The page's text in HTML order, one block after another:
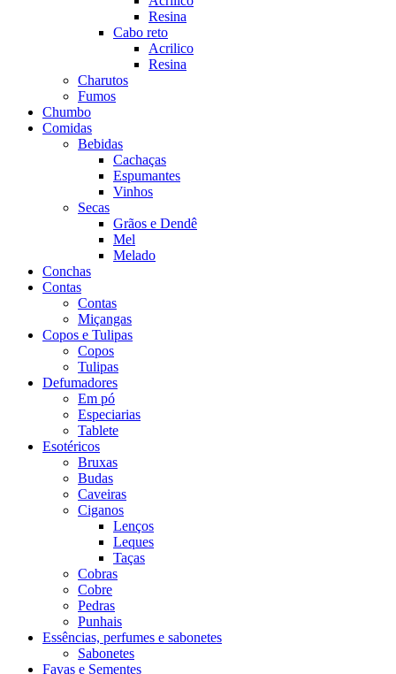
Resina
Cabo reto
Acrilico
Resina
Charutos
Fumos
Chumbo
Comidas
Bebidas
Cachaças
Espumantes
Vinhos
Secas
Grãos e Dendê
Mel
Melado
Conchas
Contas
Contas
Miçangas
Copos e Tulipas
Copos
Tulipas
Defumadores
Em pó
Especiarias
Tablete
Esotéricos
Bruxas
Budas
Caveiras
Ciganos
Lenços
Leques
Taças
Cobras
Cobre
Pedras
Punhais
Essências, perfumes e sabonetes
Sabonetes
Favas e Sementes